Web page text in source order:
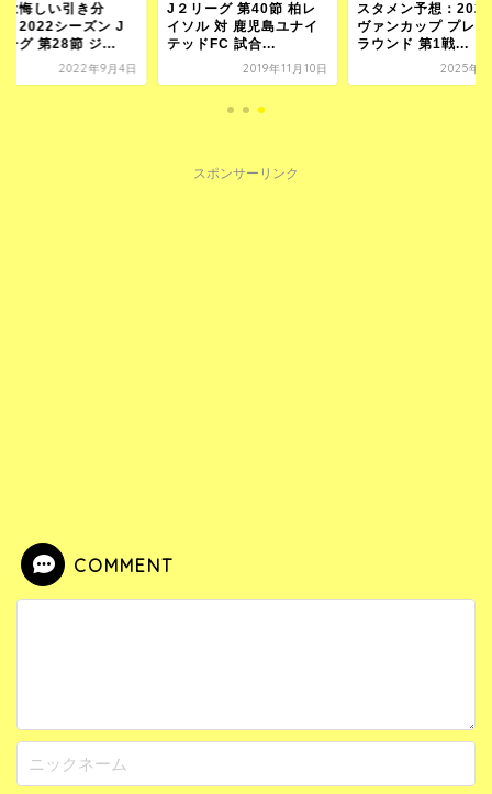
は悔しい引き分
：2022シーズン J
ーグ 第28節 ジ...
2022年9月4日
J２リーグ 第40節 柏レ
イソル 対 鹿児島ユナイ
テッドFC 試合...
2019年11月10日
スタメン予想：
ヴァンカップ プレ
ラウンド 第1戦...
2025年6
スポンサーリンク
COMMENT